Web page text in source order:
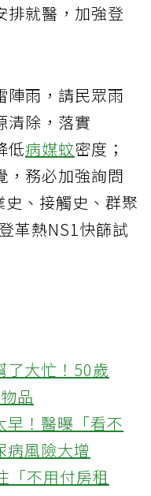
排就醫，加強登
陣雨，請民眾雨
清除，落實
低病媒蚊密度；
，務必加強詢問
史、接觸史、群聚
革熱NS1快篩試
了大忙！50歲
品
！醫曝「看不
病風險大增
「不用付房租